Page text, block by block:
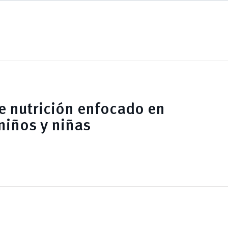
nutrición enfocado en
y niñas